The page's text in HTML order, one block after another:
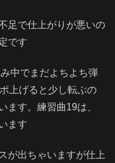
足で仕上がりが悪いの
です
中でまだよちよち弾
上げると少し転ぶの
ます。練習曲19は、
ます
が出ちゃいますが仕上